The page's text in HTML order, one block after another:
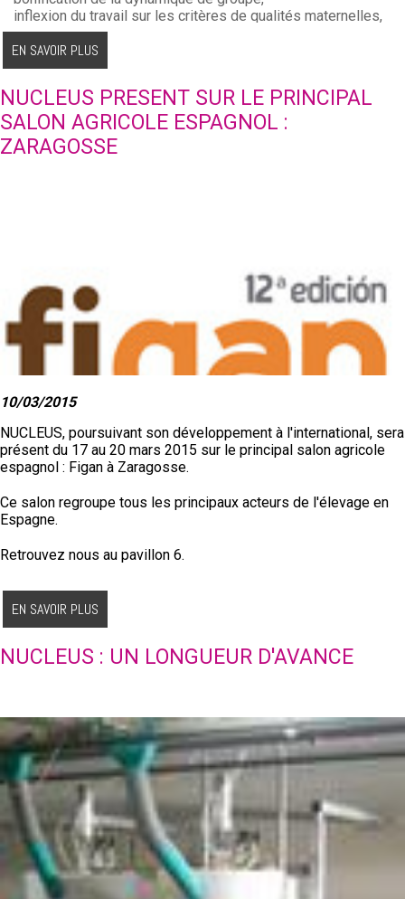
inflexion du travail sur les critères de qualités maternelles,
protection de la tête de pyramide avec des bâtiments en
surpression et sous air filtré,
inscription du travail dans l'objectif de démédication et de
EN SAVOIR PLUS
NUCLEUS PRESENT SUR LE PRINCIPAL
SALON AGRICOLE ESPAGNOL :
ZARAGOSSE
10/03/2015
NUCLEUS, poursuivant son développement à l'international, sera
présent du 17 au 20 mars 2015 sur le principal salon agricole
espagnol : Figan à Zaragosse.
Ce salon regroupe tous les principaux acteurs de l'élevage en
Espagne.
Retrouvez nous au pavillon 6.
EN SAVOIR PLUS
NUCLEUS : UN LONGUEUR D'AVANCE